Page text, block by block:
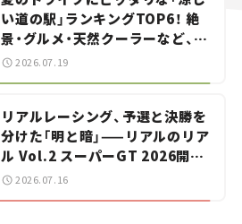
い道の駅」ランキングTOP6！ 絶
景・グルメ・天然クーラーなど、避
暑におすすめのスポットを紹介
【道の駅マニアの推し駅ガイド】
2026.07.19
リアルレーシング、予選と決勝を
分けた「明と暗」——リアルのリア
ル Vol.2 スーパーGT 2026開幕
戦 岡山国際サーキット
2026.07.16